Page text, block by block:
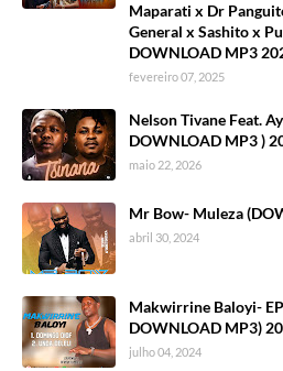
Maparati x Dr
General x Sashito x
DOWNLOAD MP3
fevereiro 07, 2025
Nelson Tivane Feat.
DOWNLOAD MP3 )
maio 22, 2026
Mr Bow- Muleza
abril 30, 2024
Makwirrine Baloyi-
DOWNLOAD MP3)
julho 04, 2024